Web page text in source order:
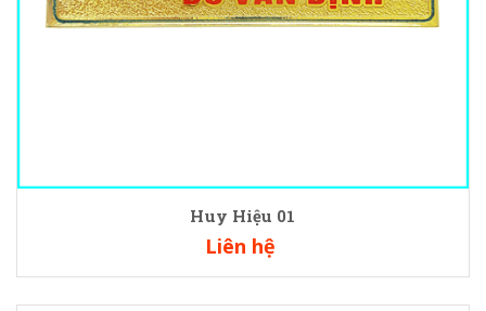
Huy Hiệu 01
Liên hệ